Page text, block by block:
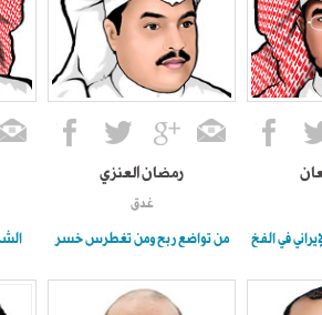
في الفخ
رمضان العنزي
غدق
من تواضع ربح ومن تغطرس خسر